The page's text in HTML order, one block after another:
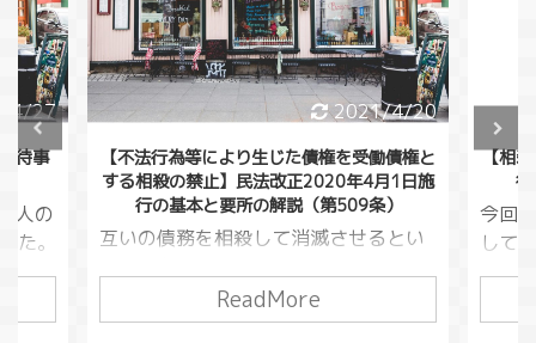
4/27
待事
人の
た。
るこ
ま
2021/4/20
【不法行為等により生じた債権を受働債権と
する相殺の禁止】民法改正2020年4月1日施
行の基本と要所の解説（第509条）
互いの債務を相殺して消滅させるとい
条）この債務というのは損害賠償請求
でも良いので、借金をしている人が損
ReadMore
【相
今回
して
万円
が、